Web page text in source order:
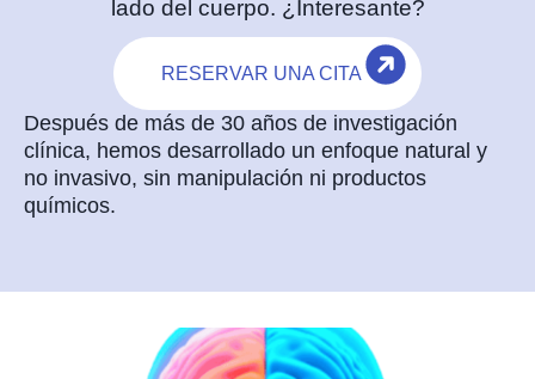
lado del cuerpo. ¿Interesante?
RESERVAR UNA CITA
Después de más de 30 años de investigación
clínica, hemos desarrollado un enfoque natural y
no invasivo, sin manipulación ni productos
químicos.